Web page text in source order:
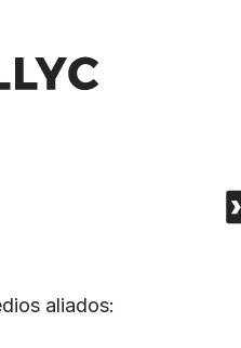
aliados: